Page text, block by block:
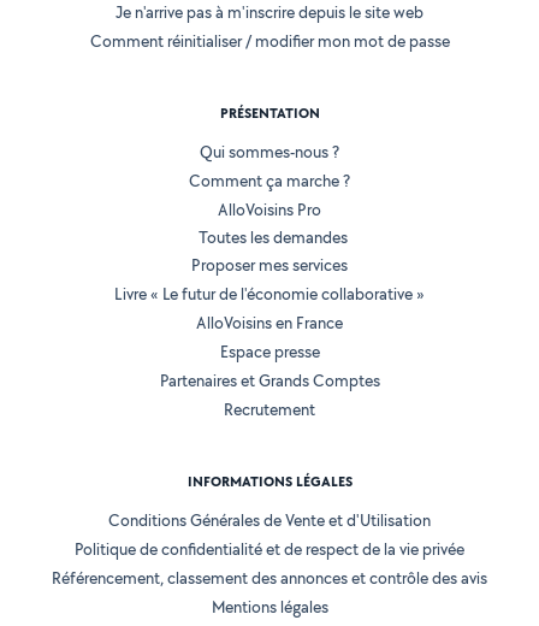
Je n'arrive pas à m'inscrire depuis le site web
Comment réinitialiser / modifier mon mot de passe
PRÉSENTATION
Qui sommes-nous ?
Comment ça marche ?
AlloVoisins Pro
Toutes les demandes
Proposer mes services
Livre « Le futur de l'économie collaborative »
AlloVoisins en France
Espace presse
Partenaires et Grands Comptes
Recrutement
INFORMATIONS LÉGALES
Conditions Générales de Vente et d'Utilisation
Politique de confidentialité et de respect de la vie privée
Référencement, classement des annonces et contrôle des avis
Mentions légales